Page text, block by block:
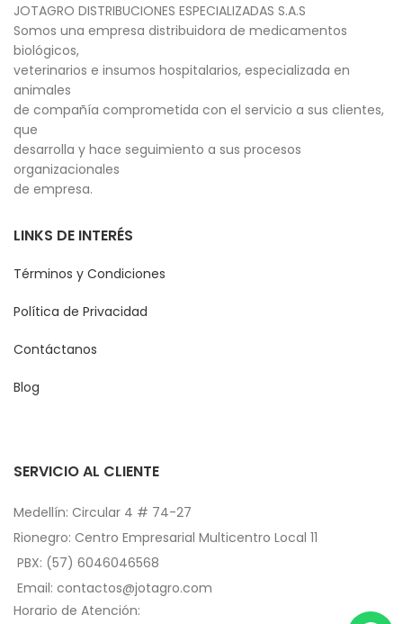
JOTAGRO DISTRIBUCIONES ESPECIALIZADAS S.A.S
Somos una empresa distribuidora de medicamentos
biológicos,
veterinarios e insumos hospitalarios, especializada en
animales
de compañía comprometida con el servicio a sus clientes,
que
desarrolla y hace seguimiento a sus procesos
organizacionales
de empresa.
LINKS DE INTERÉS
Términos y Condiciones
Política de Privacidad
Contáctanos
Blog
SERVICIO AL CLIENTE
Medellín: Circular 4 # 74-27
Rionegro: Centro Empresarial Multicentro Local 11
PBX: (57) 6046046568
Email: contactos@jotagro.com
Horario de Atención: